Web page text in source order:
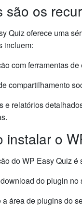
são os
Quiz oferece uma
incluem:
com ferramentas
compartilhamento
e relatórios
instalar o
do WP Easy Quiz
do plugin
área de plugins do